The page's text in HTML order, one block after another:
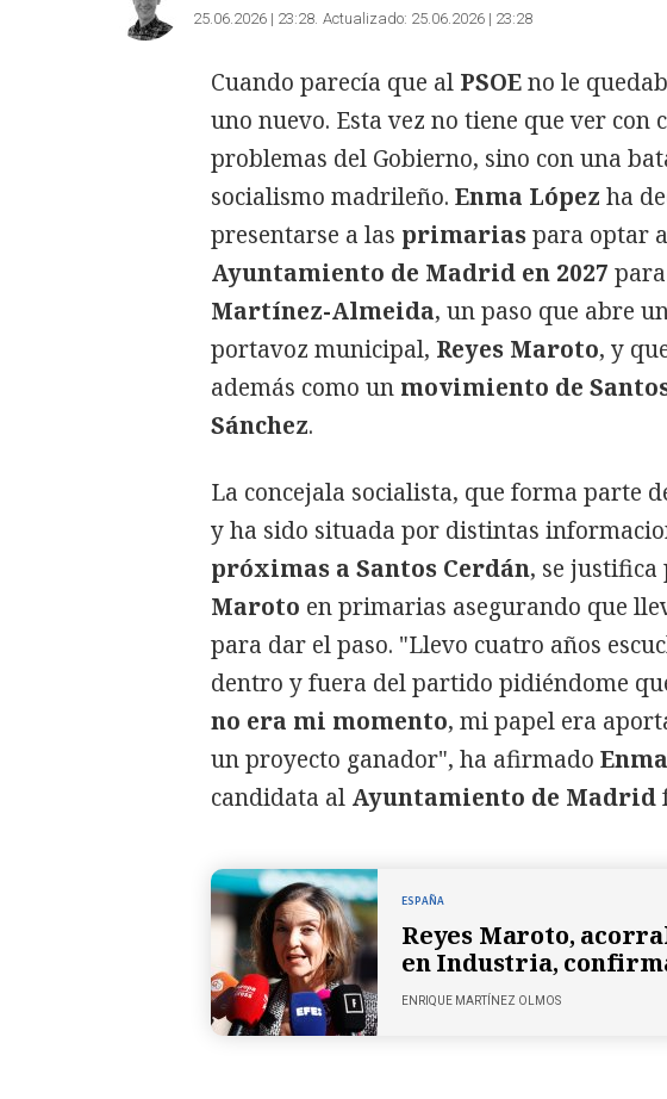
25.06.2026 | 23:28 Actualizado: 25.06.2026 | 23:28
Cuando parecía que al PSOEno le
uno nuevo. Esta vez no tiene que ver con
problemas del Gobierno, sino con una
socialismo madrileño. Enma López ha
presentarse a las primariaspara optar
Ayuntamiento de Madrid en 2027
Martínez-Almeida, un paso que abre
portavoz municipal, Reyes Maroto, y
además como un movimiento de
Sánchez.
La concejala socialista, que forma parte
y ha sido situada por distintas
próximas a Santos Cerdán, se justifica
Maroto en primarias asegurando que
para dar el paso. "Llevo cuatro años
dentro y fuera del partido pidiéndome
no era mi momento, mi papel era
un proyecto ganador", ha afirmado
candidata al Ayuntamiento de Madrid
ESPAÑA
Reyes Maroto,
en Industria,
ENRIQUE MARTÍNEZ OLMOS